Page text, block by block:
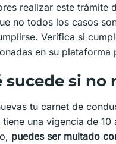
realizar este trámite
no todos los casos
Verifica si
en su
sucede si
tu carnet de
una vigencia de
puedes ser multado